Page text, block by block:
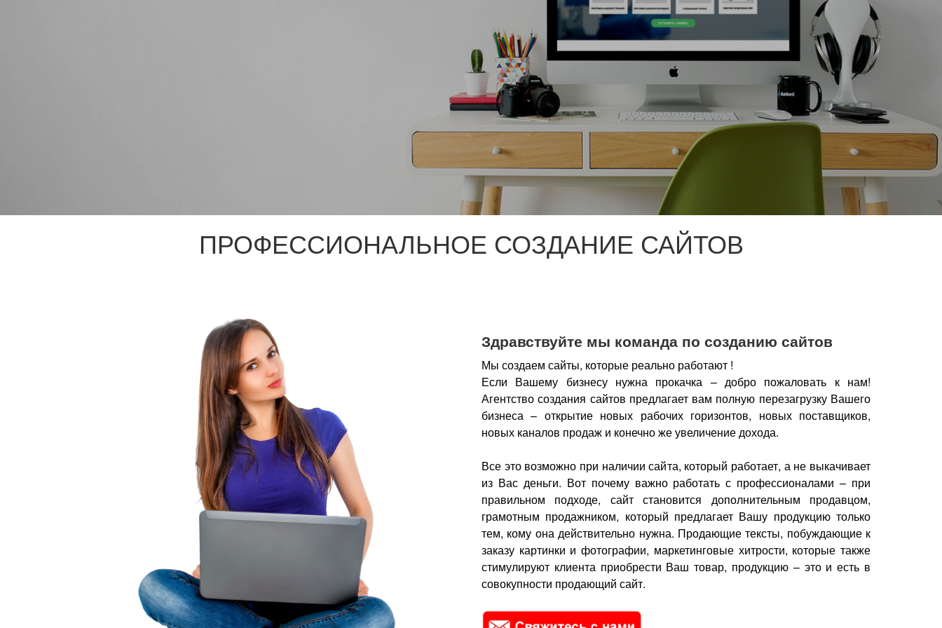
ПРОФЕССИОНАЛЬНОЕ СОЗДАНИЕ САЙТОВ
Здравствуйте мы команда по созданию сайтов
Мы создаем сайты, которые реально работают !
Если Вашему бизнесу нужна прокачка – добро пожаловать к нам!
Агентство создания сайтов предлагает вам полную перезагрузку Вашего
бизнеса – открытие новых рабочих горизонтов, новых поставщиков,
новых каналов продаж и конечно же увеличение дохода.
Все это возможно при наличии сайта, который работает, а не выкачивает
из Вас деньги. Вот почему важно работать с профессионалами – при
правильном подходе, сайт становится дополнительным продавцом,
грамотным продажником, который предлагает Вашу продукцию только
тем, кому она действительно нужна. Продающие тексты, побуждающие к
заказу картинки и фотографии, маркетинговые хитрости, которые также
стимулируют клиента приобрести Ваш товар, продукцию – это и есть в
совокупности продающий сайт.